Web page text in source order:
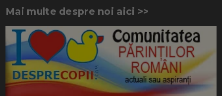
Mai multe despre noi aici >>